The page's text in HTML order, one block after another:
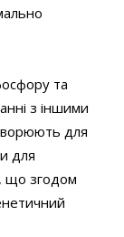
та
з іншими
для
для
що згодом